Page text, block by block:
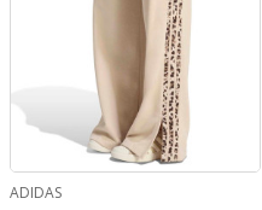
ADIDAS